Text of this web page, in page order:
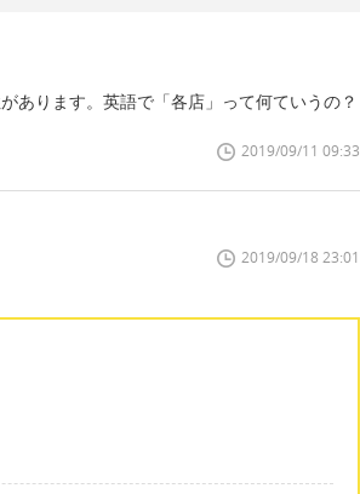
あります。英語で「各店」って何ていうの？
2019/09/11 09:33
2019/09/18 23:01